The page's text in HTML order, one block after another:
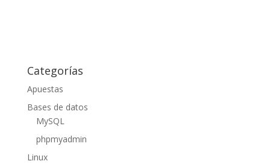
Categorías
Apuestas
Bases de datos
MySQL
phpmyadmin
Linux